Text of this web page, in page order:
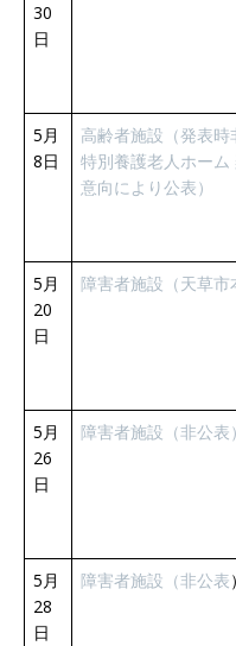
30
日
5月
8日
高齢者施設（発表時
特別養護老人ホー
意向により公表）
5月
20
日
障害者施設（天草市
5月
26
日
障害者施設（非公表）
5月
28
日
障害者施設（非公表）